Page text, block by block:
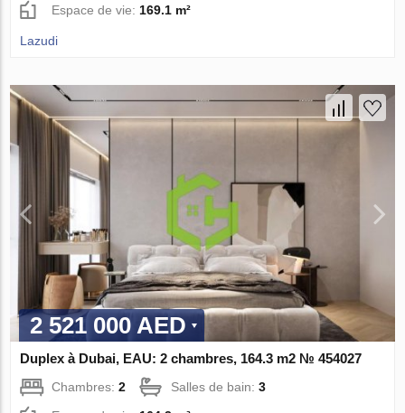
Espace de vie: 169.1 m²
Lazudi
2 521 000 AED
Duplex à Dubai, EAU: 2 chambres, 164.3 m2 № 454027
Chambres:2 Salles de bain:3